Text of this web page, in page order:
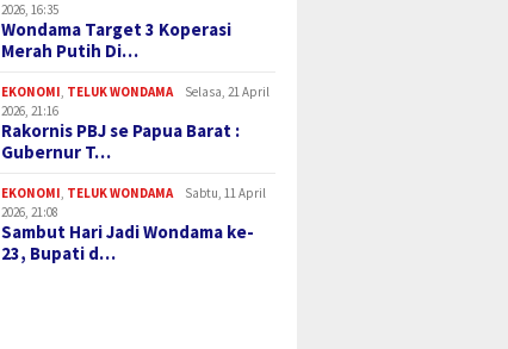
2026, 16:35
Wondama Target 3 Koperasi
Merah Putih Di…
EKONOMI, TELUK WONDAMA
Selasa, 21 April
2026, 21:16
Rakornis PBJ se Papua Barat :
Gubernur T…
EKONOMI, TELUK WONDAMA
Sabtu, 11 April
2026, 21:08
Sambut Hari Jadi Wondama ke-
23, Bupati d…